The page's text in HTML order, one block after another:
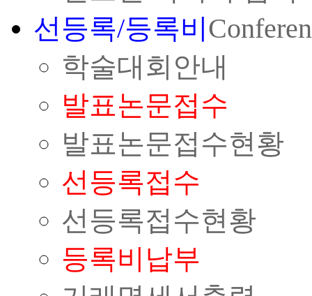
선등록/등록비
학술대회안내
발표논문접수
발표논문접수현황
선등록접수
선등록접수현황
등록비납부